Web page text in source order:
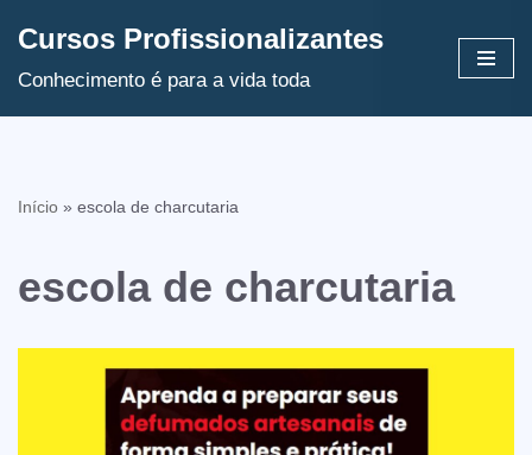
Avançar
Cursos Profissionalizantes
Conhecimento é para a vida toda
Início » escola de charcutaria
escola de charcutaria